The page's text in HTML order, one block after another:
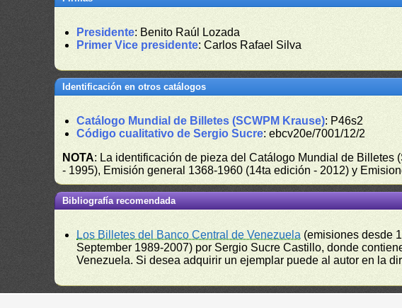
Presidente: Benito Raúl Lozada
Primer Vice presidente: Carlos Rafael Silva
Identificación en otros catálogos
Catálogo Mundial de Billetes (SCWPM Krause): P46s2
Código cualitativo de Sergio Sucre: ebcv20e/7001/12/2
NOTA: La identificación de pieza del Catálogo Mundial de
- 1995), Emisión general 1368-1960 (14ta edición - 2012) y
Bibliografía recomendada
Los Billetes del Banco Central de Venezuela (emisiones desde
September 1989-2007) por Sergio Sucre Castillo, donde
Venezuela. Si desea adquirir un ejemplar puede al autor en la